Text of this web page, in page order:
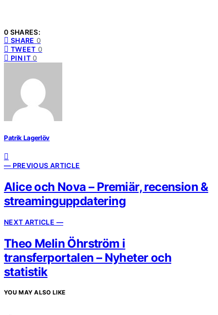
0 SHARES:
SHARE 0
TWEET 0
PIN IT 0
Patrik Lagerlöv
— PREVIOUS ARTICLE
Alice och Nova – Premiär, recension &
streaminguppdatering
NEXT ARTICLE —
Theo Melin Öhrström i
transferportalen – Nyheter och
statistik
YOU MAY ALSO LIKE